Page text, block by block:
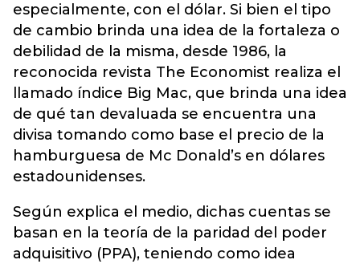
especialmente, con el dólar. Si bien el tipo
de cambio brinda una idea de la fortaleza o
debilidad de la misma, desde 1986, la
reconocida revista The Economist realiza el
llamado índice Big Mac, que brinda una idea
de qué tan devaluada se encuentra una
divisa tomando como base el precio de la
hamburguesa de Mc Donald’s en dólares
estadounidenses.
Según explica el medio, dichas cuentas se
basan en la teoría de la paridad del poder
adquisitivo (PPA), teniendo como idea